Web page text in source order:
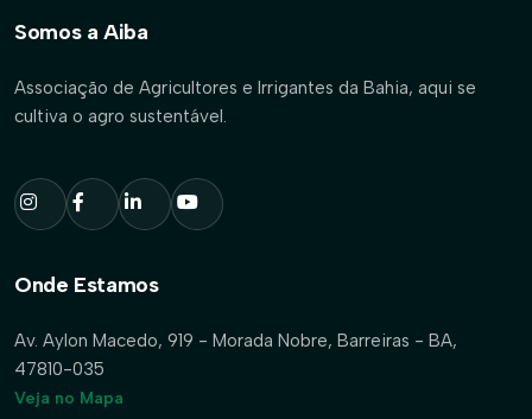
Somos a Aiba
Associação de Agricultores e Irrigantes da Bahia, aqui se
cultiva o agro sustentável.
Onde Estamos
Av. Aylon Macedo, 919 - Morada Nobre, Barreiras - BA,
47810-035
Veja no Mapa